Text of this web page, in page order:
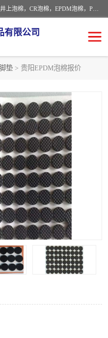
深圳市利源胶粘制品有限公司专业生产，井上泡棉，CR泡棉，EPDM泡棉，PORON泡棉厚度剖切，公差正负0.1mm，硅胶条，脚垫，异形一次成型，雕刻EVA海绵；包装材料:精密仪器、医疗器具、运输时缓冲、防震材料。建筑:住房装潢材料、房屋门窗密封；轻便、强韧性：轻便并且具有较强的韧性，良好的耐油性与耐溶剂性。隔热性：导热性低具有优越的保温性，具有的回弹性。
有限公司
垫 > 贵阳EPDM泡棉报价
防火海绵
硅胶脚垫